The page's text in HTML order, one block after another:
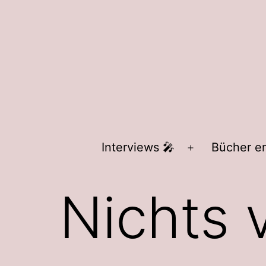
Interviews 🎤
Menü
Bücher
Nichts